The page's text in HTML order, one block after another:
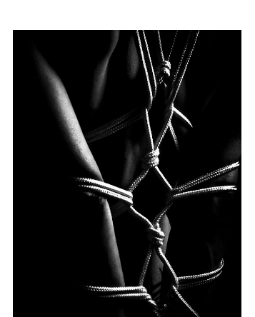
ampliada o reducida según
aunque el diseño se promedia para la